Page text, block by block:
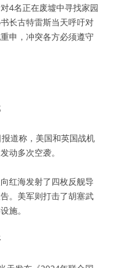
4名正在废墟中寻找家园
长古特雷斯当天呼吁对
申，冲突各方必须遵守
道称，美国和英国战机
动多次空袭。
红海发射了四枚反舰导
。美军则打击了胡塞武
施。